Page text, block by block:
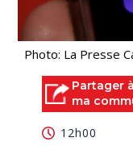
Photo: La Presse
Partager à
ma
12h00